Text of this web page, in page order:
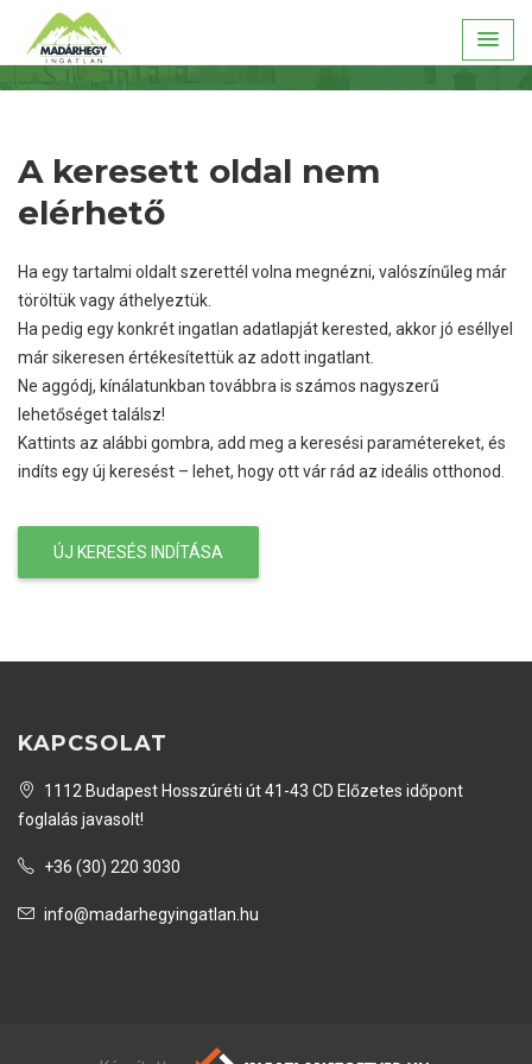
A keresett oldal nem
elérhető
Ha egy tartalmi oldalt szerettél volna megnézni, valószínűleg már
töröltük vagy áthelyeztük.
Ha pedig egy konkrét ingatlan adatlapját kerested, akkor jó eséllyel
már sikeresen értékesítettük az adott ingatlant.
Ne aggódj, kínálatunkban továbbra is számos nagyszerű
lehetőséget találsz!
Kattints az alábbi gombra, add meg a keresési paramétereket, és
indíts egy új keresést – lehet, hogy ott vár rád az ideális otthonod.
ÚJ KERESÉS INDÍTÁSA
KAPCSOLAT
1112 Budapest Hosszúréti út 41-43 CD Előzetes időpont
foglalás javasolt!
+36 (30) 220 3030
info@madarhegyingatlan.hu